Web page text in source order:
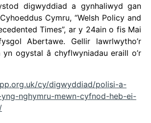
digwyddiad a gynhaliwyd gan
Cymru, “Welsh Policy and
Times”, ar y 24ain o fis Mai
Abertawe. Gellir lawrlwytho’r
ogystal â chyflwyniadau eraill o’r
cy/digwyddiad/polisi-a-
nghymru-mewn-cyfnod-heb-ei-